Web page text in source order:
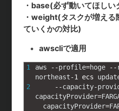
t
e
n
a
c
o
o
k
n
・base(必ず動いてほしい
・weight(タスクが増える
ていくかの対比)
awscliで適用
1
2
aws --profile=hoge --
northeast-1 ecs
--capacity-
capacityProvider=
capacityProvider=